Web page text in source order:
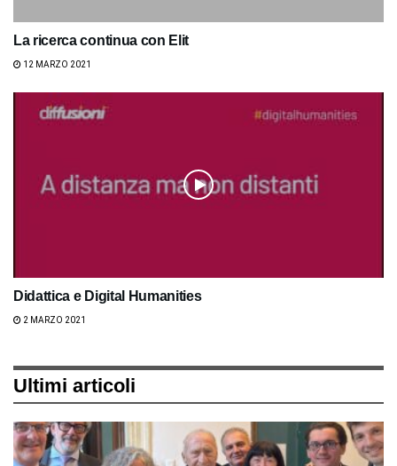
La ricerca continua con Elit
12 MARZO 2021
Didattica e Digital Humanities
2 MARZO 2021
Ultimi articoli